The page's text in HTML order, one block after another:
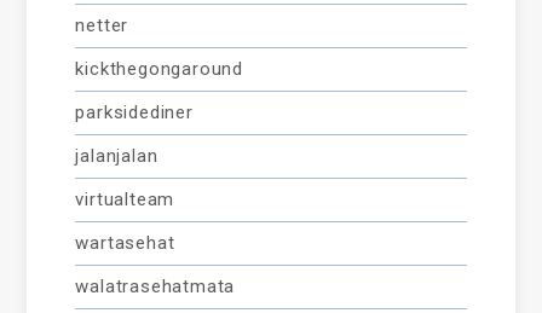
netter
kickthegongaround
parksidediner
jalanjalan
virtualteam
wartasehat
walatrasehatmata